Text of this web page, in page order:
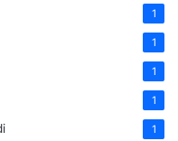
1
1
1
1
1